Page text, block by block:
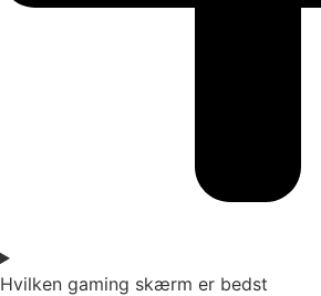
Hvilken gaming skærm er bedst